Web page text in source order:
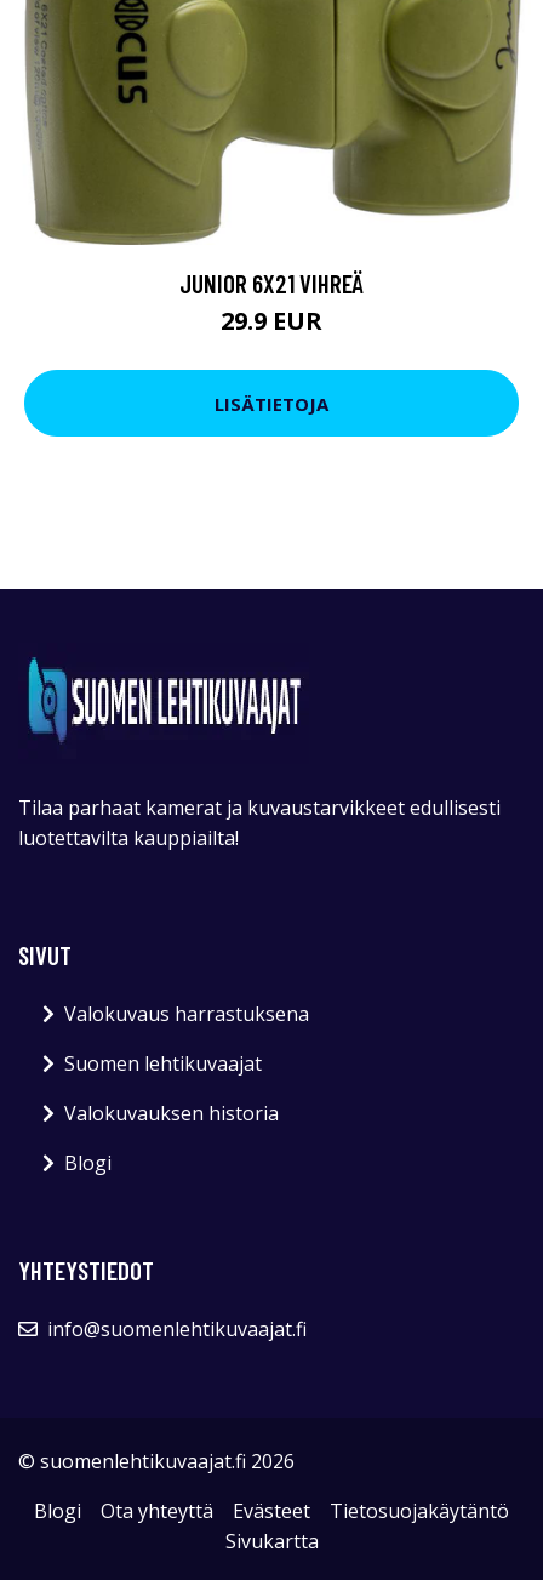
JUNIOR 6X21 VIHREÄ
29.9 EUR
LISÄTIETOJA
Tilaa parhaat kamerat ja kuvaustarvikkeet edullisesti
luotettavilta kauppiailta!
SIVUT
Valokuvaus harrastuksena
Suomen lehtikuvaajat
Valokuvauksen historia
Blogi
YHTEYSTIEDOT
info@suomenlehtikuvaajat.fi
© suomenlehtikuvaajat.fi 2026
Blogi
Ota yhteyttä Evästeet
Tietosuojakäytäntö
Sivukartta